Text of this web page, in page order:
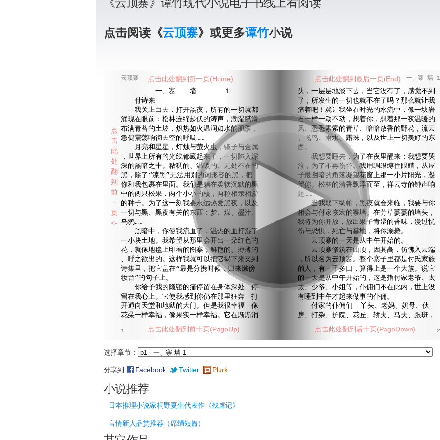
《云顶寨》谭竹现代小说电子书线上看阅读
点击阅读《云顶寨》或更多谭竹小说
云顶寨 一、寨 墙 1
一、寨 墙 １
付诗来
我关上白天，打开黑夜，所有的一切就都
涌现在眼前：松林连绵起伏的涛声，潮湿腻滑
布满青苔的土坡，炽热如火温润如水的肌肤，
急促震荡响彻天空的呼吸……
月亮和星星，灯烛与萤火虫，镜子与金属
，世界上所有的光线都藏起来了，一切陷入深
深的黑暗之中。粘稠的、温暖的、无处不在的
黑，除了“漆黑”无法用别的词形容的黑，把
你和我包裹在里面。我们是躺在柔软沉默的黑
中的两只松果，两个小小的核，两粒相亲相爱
的种子。为了这一刻我要永远热爱黑夜，以及
一切与黑、黑夜有关的东西：梦、煤、墨汁、
乌鸦……
黑暗中，你使我流血了，温热的血打湿了
一小块土地。我希望从那里会开出一朵红色的
花，就像地毯上印着的图案，鲜艳的、薄薄的
、呼之欲出的。这样我就可以把它揭下来夹到
诗集里，把它盖在“最是分携时候，归来懒傍
妆台”的句子上。
你给予我的隐密的痛停留在身体深处，停
留在我心上。它使我感到你仍在那里狂奔，打
开通向天堂和地狱的大门。但是我很幸福，像
花朵一样幸福，像果实一样幸福。它在渐渐消
失，一层层地淡下去，当它没有了，感觉不到
了，所发生的一切也就不在了吗？那么就让我
痛着吧！就让我坐在时光的水流中，像一块岩
石一样一动不动，想着你，想着那一夜温暖的
风、悉悉索索的青草、暗暗放香的野花，流云
、飞鸟、雨水、露珠，以及世上一切美好的东
西。
我想要睡去，为了在夜里醒来；我想要哭
泣，为了不再伤怀。我用绸缎缚住眼睛，从屋
子最幽暗的角落凝望花窗上那一小片阳光，凝
望你。松林的清香飘浮而至，祥云寺的钟声响
起……
当我取下绸帕，黑夜就会来临，我要与你
相会与付家恢宏的寨墙。在芳草萋萋的墙头，
我将为你开放，放出果子青涩的香味，漫过忧
伤与恐惧，死亡与墓地，将你溺毙。
云顶寨的一天是从中午开始的。
云顶寨修筑在山顶，因其高，仿佛入云端
，所以名为云顶寨。整个寨子里都是付氏家族
的人，有一千多口，算得上是一个大族。说它
的一天是从中午开始的，这是指付家老爷、太
太、少爷、小姐等，仆佣们不在此内，世上没
有睡到中午才起来做事的仆佣。
付家的仆佣们——丫头、老妈、奶母、伙
房、打杂、护院、花匠、轿夫、马夫、跟班，
1 2
选择章节：
分享到 Facebook Twitter Plurk
点击此处翻到第一页(Home) 点击此处翻到最后一页(End)
点击此处翻到前十页(PageUp) 点击此处翻到后十页(PageDown)
点
击
此
处
翻
到
前
一
页
<-
小说推荐
日本推理小说家桐野夏生代表作《残虐记》
言情新人品赏推荐（席绢短篇）